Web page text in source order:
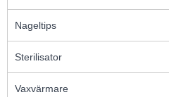
Nageltips
Sterilisator
Vaxvärmare